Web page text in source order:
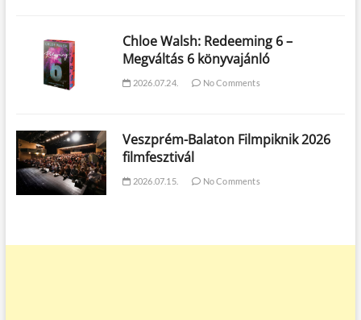
Chloe Walsh: Redeeming 6 –
Megváltás 6 könyvajánló
2026.07.24. No Comments
Veszprém-Balaton Filmpiknik 2026
filmfesztivál
2026.07.15. No Comments